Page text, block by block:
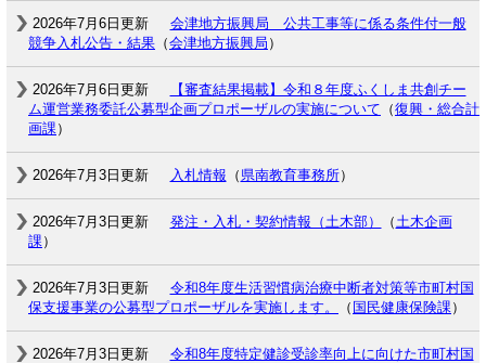
2026年7月6日更新
会津地方振興局 公共工事等に係る条件付一般
競争入札公告・結果 （会津地方振興局 ）
2026年7月6日更新
【審査結果掲載】令和８年度ふくしま共創チー
ム運営業務委託公募型企画プロポーザルの実施について （復興・総合計
画課）
2026年7月3日更新 入札情報 （ 県南教育事務所）
2026年7月3日更新 発注・入札・契約情報（土木部） （土木企画
課）
2026年7月3日更新
令和8年度生活習慣病治療中断者対策等市町村国
保支援事業の公募型プロポーザルを実施します。
（ 国民健康保険課）
2026年7月3日更新
令和8年度特定健診受診率向上に向けた市町村国